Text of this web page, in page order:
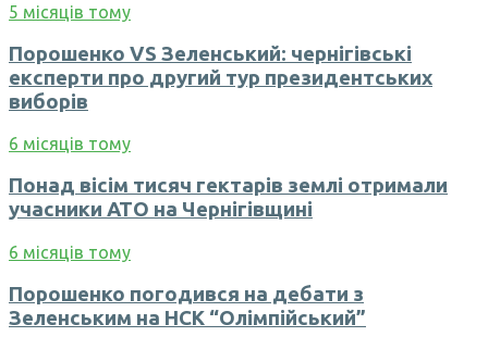
5 місяців тому
Порошенко VS Зеленський: чернігівські
експерти про другий тур президентських
виборів
6 місяців тому
Понад вісім тисяч гектарів землі отримали
учасники АТО на Чернігівщині
6 місяців тому
Порошенко погодився на дебати з
Зеленським на НСК “Олімпійський”